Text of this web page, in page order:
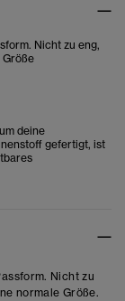
Nicht zu eng,
Größe
deine
gefertigt, ist
Nicht zu
normale Größe.